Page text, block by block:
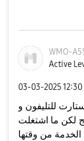
WMO-
Active
‎03-03-202512:30
للتليفون و
لكن ما اشتغلت
الخدمة من وقتها